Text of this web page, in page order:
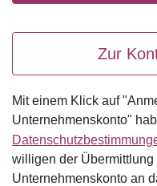
Zur
Mit einem Klick auf
Unternehmenskonto"
willigen der
Unternehmenskonto an